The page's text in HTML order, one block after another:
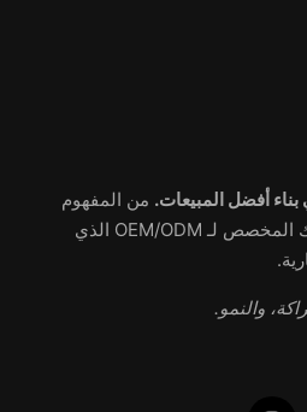
أفضل المبيعات. من المفهوم
إلى الإبداع، نحن المحرك المخصص لـ OEM/ODM الذي
والنمو.